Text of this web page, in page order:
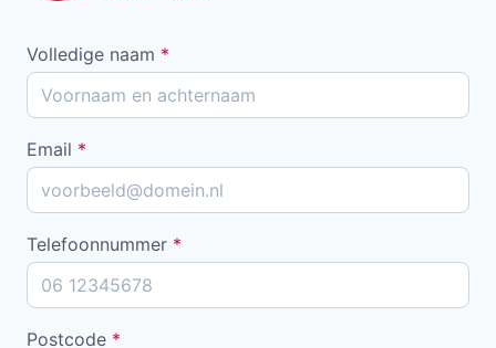
Volledige naam *
Email *
Telefoonnummer *
Postcode *